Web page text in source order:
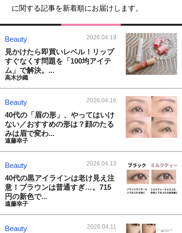
に関する記事を新着順にお届けします。
Beauty 2026.04.19
見かけたら即買いレベル！リップ
すぐなくす問題を「100均アイテ
ム」で解決。...
高木沙織
Beauty 2026.04.16
40代の「眉の形」、やってはいけ
ない／おすすめの形は？顔のたる
みは眉で変わ...
遠藤幸子
Beauty 2026.04.13
40代の黒アイラインは老け見え注
意！ブラウンは普通すぎ…。715
円の新色で...
遠藤幸子
Beauty 2026.04.11